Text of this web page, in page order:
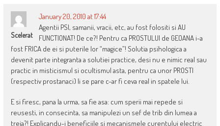
Scelerat
January 20, 2010 at 17:44
Agentii PSI, samanii, vracii, etc, au fost folositi si AU
FUNCTIONAT! De ce?! Pentru ca PROSTULUI de GEOANA i-a
fost FRICA de ei si puterile lor “magice”! Solutia psihologica a
devenit parte integranta a solutiei practice, desi nu e nimic real sau
practic in misticismul si ocultismul asta, pentru ca unor PROSTI
(respectiv prostanaci) li se pare c-ar fi ceva real in spatele lui.
E si firesc, pana la urma, sa fie asa: cum sperii mai repede si
reusesti, in consecinta, sa manipulezi un sef de trib din lumea a
treia?! Explicandu-i beneficiile si mecanismele curentului electric